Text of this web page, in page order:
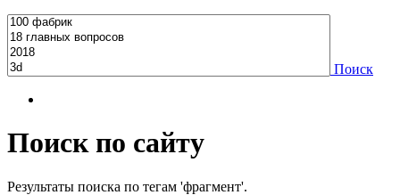
Поиск
Поиск по сайту
Результаты поиска по тегам 'фрагмент'.